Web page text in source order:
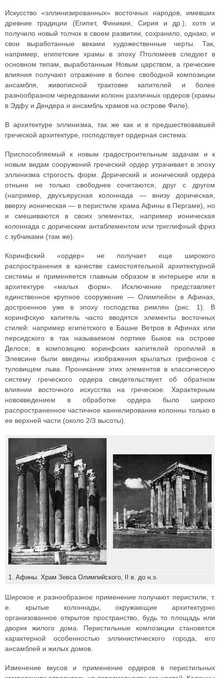
Искусство «эллинизированных» восточных народов, имевших
древние традиции (Египет, Финикия, Сирия и др.), хотя и
получило новый толчок в своем развитии, сохранило, однако, и
свои выработанные веками художественные черты. Так,
например, египетские храмы в эпоху Птоломеев следуют в
основном типам, выработанным Новым царством, а греческие
влияния получают отражение в более свободной композиции
ансамбля, живописной трактовке капителей и более
разнообразном чередовании колонн различных ордеров (храмы
в Эдфу и Дендера и ансамбль храмов на острове Филе).
В архитектуре эллинизма, так же как и в предшествовавшей
греческой архитектуре, господствует ордерная система:
Приспособляемый к новым градостроительным задачам и к
новым видам сооружений греческий ордер утрачивает в эпоху
эллинизма строгость форм. Дорический и ионический ордера
отныне не только свободнее сочетаются, друг с другом
(например, двухъярусная колоннада — внизу дорическая,
вверху ионическая — в перистиле храма Афины в Пергаме), но
и смешиваются в своих элементах, например ионическая
колоннада с дорическим антаблементом или триглифный фриз
с зубчиками (там же).
Коринфский «ордер» не получает еще широкого
распространения в качестве самостоятельной архитектурной
системы и применяется главным образом в интерьере или в
архитектуре «малых форм». Исключение представляет
единственное крупное сооружение — Олимпейон в Афинах,
достроенное уже в эпоху господства римлян (рис. 1). В
коринфскую капитель часто вводятся элементы восточных
стилей: например египетского в Башне Ветров в Афинах или
персидского в так называемом портике Быков на острове
Делосе; в композицию коринфских капителей пропилей в
Элевсине были введены изображения крылатых грифонов с
туловищем льва. Проникание этих элементов в классическую
систему греческого ордера свидетельствует об обратном
влиянии восточного искусства на греческое. Характерным
нововведением в обработке ордера было широко
распространенное частичное каннелирование колонны только в
ее верхней части (около 2/3 высоты).
1. Афины. Храм Зевса Олимпийского, II в. до н.э.
Широкое и разнообразное применение получают перистили, т.
е. крытые колоннады, окружающие архитектурно
организованное открытое пространство, будь то площадь или
дворик жилого дома. Перистильные композиции становятся
характерной особенностью эллинистического города, его
ансамблей и жилых домов.
Изменение вкусов и применение ордеров в перистильных